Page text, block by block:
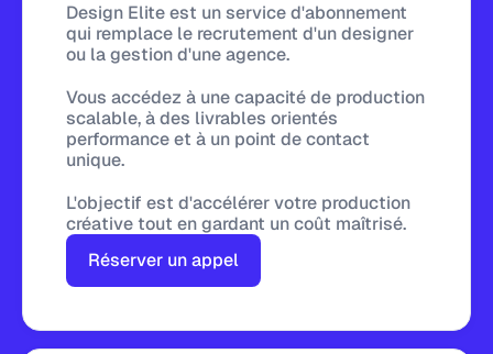
Design Elite est un service d'abonnement
qui remplace le recrutement d'un designer
ou la gestion d'une agence.
Vous accédez à une capacité de production
scalable, à des livrables orientés
performance et à un point de contact
unique.
L'objectif est d'accélérer votre production
créative tout en gardant un coût maîtrisé.
Réserver un appel